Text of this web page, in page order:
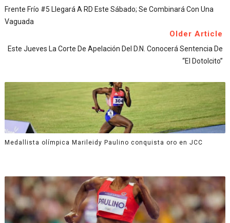
Frente Frío #5 Llegará A RD Este Sábado; Se Combinará Con Una
Vaguada
Older Article
Este Jueves La Corte De Apelación Del D.N. Conocerá Sentencia De
“El Dotolcito”
Medallista olímpica Marileidy Paulino conquista oro en JCC